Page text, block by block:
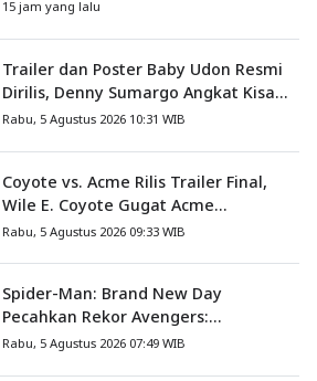
15 jam yang lalu
Trailer dan Poster Baby Udon Resmi
Dirilis, Denny Sumargo Angkat Kisah
Nyata Fanny Kondoh
Rabu, 5 Agustus 2026 10:31 WIB
Coyote vs. Acme Rilis Trailer Final,
Wile E. Coyote Gugat Acme
Corporation ke Pengadilan
Rabu, 5 Agustus 2026 09:33 WIB
Spider-Man: Brand New Day
Pecahkan Rekor Avengers:
Endgame, Cetak Debut Box Office
Rabu, 5 Agustus 2026 07:49 WIB